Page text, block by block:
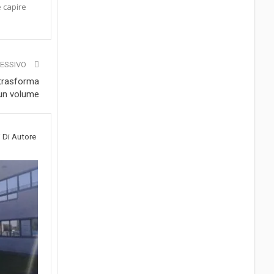
capire
volume
Di Autore